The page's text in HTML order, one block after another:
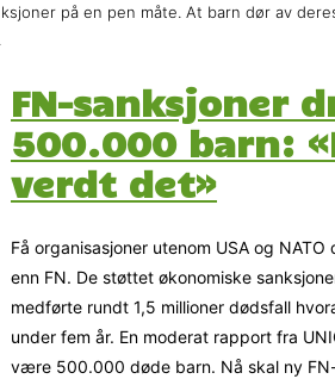
på en pen måte. At barn dør av
FN-sanksjoner
500.000 barn:
verdt det»
Få organisasjoner utenom USA og
enn FN. De støttet økonomiske
medførte rundt 1,5 millioner dødsfall
under fem år. En moderat rapport fra
være 500.000 døde barn. Nå skal ny